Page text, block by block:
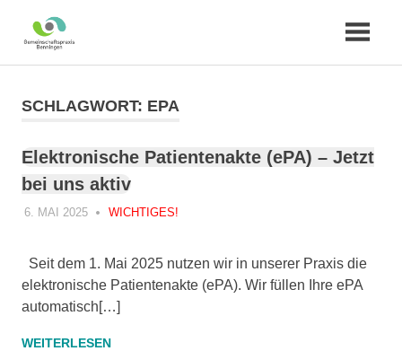
InhaltSCHLAGWORT: EPA
Elektronische Patientenakte (ePA) – Jetzt
bei uns aktiv
6. MAI 2025 WICHTIGES!
Seit dem 1. Mai 2025 nutzen wir in unserer Praxis die
elektronische Patientenakte (ePA). Wir füllen Ihre ePA
automatisch[…]
WEITERLESEN